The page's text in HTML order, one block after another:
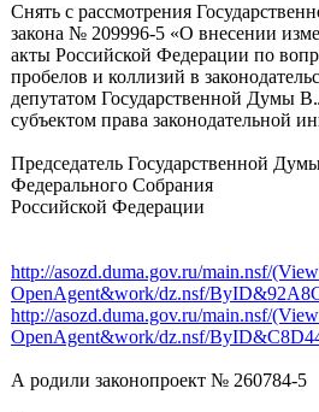
Снять с рассмотрения
закона № 209996-5 «О внесении
акты Российской Федерации по
пробелов и коллизий в
депутатом Государственной Думы
субъектом права законодательной
Председатель Государственной
Федерального Собрания
Российской Федерации
http://asozd.duma.gov.ru/main.nsf/
OpenAgent&work/dz.nsf/
http://asozd.duma.gov.ru/main.nsf/
OpenAgent&work/dz.nsf/
А родили законопроект № 260784-5